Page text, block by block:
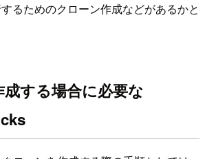
るためのクローン作成などがあるかと
する場合に必要な